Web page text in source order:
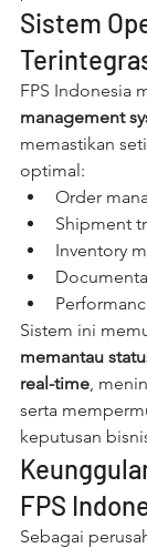
Sistem
FPS Indonesia
management
memastikan
optimal:
Order
Shipment
Inventory
Sistem ini
memantau
real-time,
serta
keputusan
FPS
Sebagai